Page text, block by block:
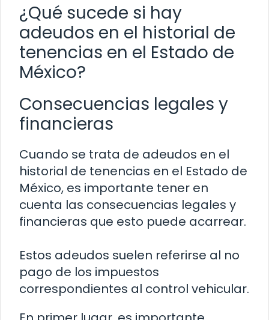
¿Qué sucede si hay
adeudos en el historial de
tenencias en el Estado de
México?
Consecuencias legales y
financieras
Cuando se trata de adeudos en el
historial de tenencias en el Estado de
México, es importante tener en
cuenta las consecuencias legales y
financieras que esto puede acarrear.
Estos adeudos suelen referirse al no
pago de los impuestos
correspondientes al control vehicular.